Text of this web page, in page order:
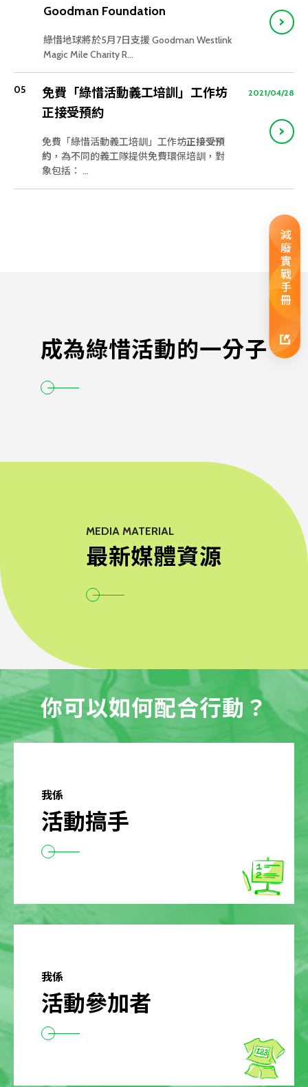
減廢實戰手冊
Goodman Foundation
綠惜地球將於5月7日支援 Goodman Westlink
Magic Mile Charity R...
05
免費「綠惜活動義工培訓」工作坊
正接受預約
2021/04/28
免費「綠惜活動義工培訓」工作坊正接受預
約 ，為不同的義工隊提供免費環保培訓，對
象包括： ...
成為綠惜活動的一分子
MEDIA MATERIAL
最新媒體資源
你可以如何配合行動？
我係
活動搞手
我係
活動參加者